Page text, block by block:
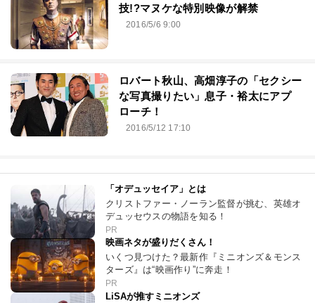
技!?マヌケな特別映像が解禁
2016/5/6 9:00
ロバート秋山、高畑淳子の「セクシー
な写真撮りたい」息子・裕太にアプ
ローチ！
2016/5/12 17:10
「オデュッセイア」とは
クリストファー・ノーラン監督が挑む、英雄オ
デュッセウスの物語を知る！
PR
映画ネタが盛りだくさん！
いくつ見つけた？最新作『ミニオンズ＆モンス
ターズ』は“映画作り”に奔走！
PR
LiSAが推すミニオンズ